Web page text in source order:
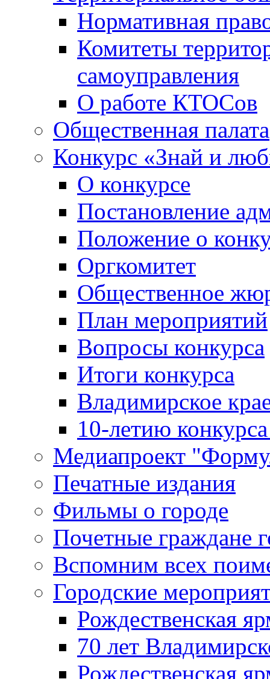
Нормативная
Комитеты
самоуправления
О работе КТОСов
Общественная палата
Конкурс «Знай и
О конкурсе
Постановление
Положение о
Оргкомитет
Общественное
План мероприятий
Вопросы конкурса
Итоги конкурса
Владимирское
10-летию
Медиапроект
Печатные издания
Фильмы о городе
Почетные граждане
Вспомним всех
Городские
Рождественская
70 лет
Рождественская